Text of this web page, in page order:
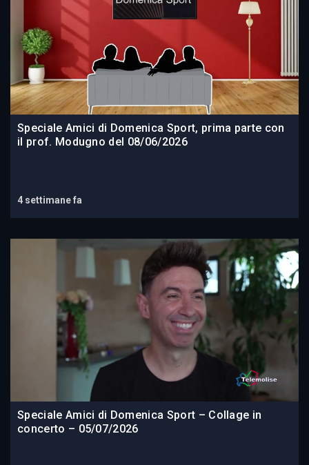
Speciale Amici di Domenica Sport, prima parte con
il prof. Modugno del 08/06/2026
4 settimane fa
Speciale Amici di Domenica Sport – Collage in
concerto – 05/07/2026